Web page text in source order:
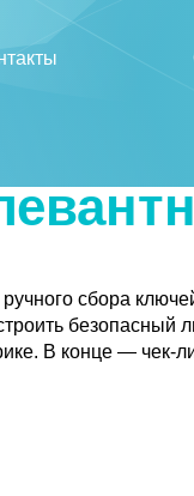
сбора
безопасный
В конце — чек-